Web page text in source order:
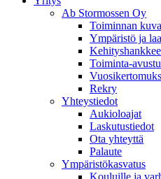
Ab Stormossen Oy
Toiminnan
Ympäristö ja
Toiminta-
Rekry
Yhteystiedot
Aukioloajat
Laskutustiedot
Ota yhteyttä
Palaute
Ympäristökasvatus
Kouluille ja